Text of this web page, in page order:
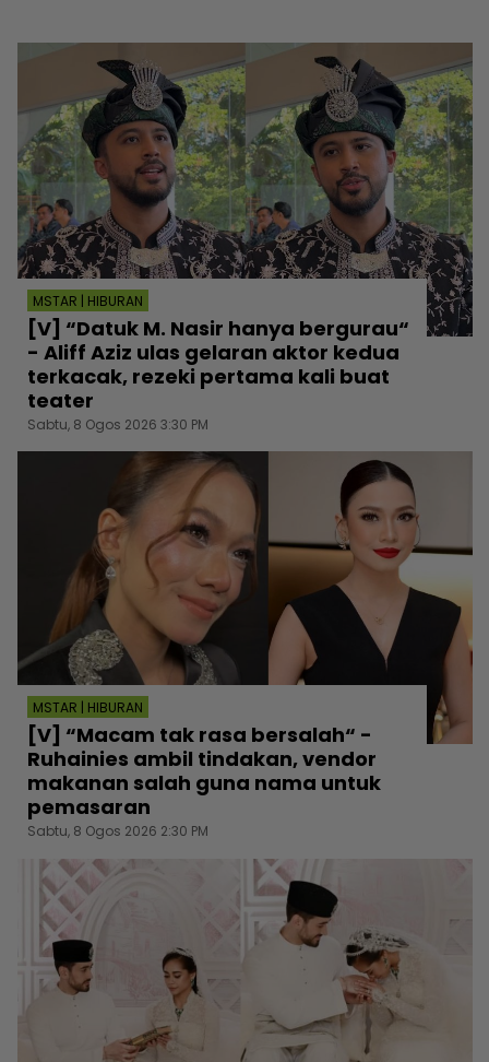
MSTAR | HIBURAN
[V] “Datuk M. Nasir hanya bergurau“
- Aliff Aziz ulas gelaran aktor kedua
terkacak, rezeki pertama kali buat
teater
Sabtu, 8 Ogos 2026 3:30 PM
MSTAR | HIBURAN
[V] “Macam tak rasa bersalah“ -
Ruhainies ambil tindakan, vendor
makanan salah guna nama untuk
pemasaran
Sabtu, 8 Ogos 2026 2:30 PM